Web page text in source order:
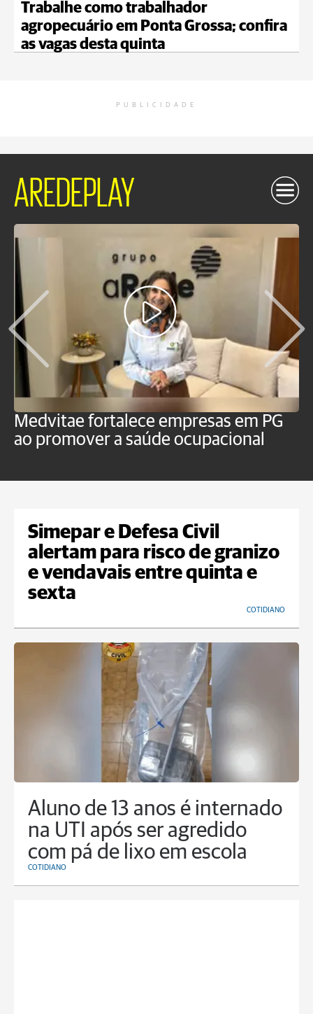
Trabalhe como trabalhador
agropecuário em Ponta Grossa; confira
as vagas desta quinta
PUBLICIDADE
AREDEPLAY
Medvitae fortalece empresas em PG
ao promover a saúde ocupacional
Simepar e Defesa Civil
alertam para risco de granizo
e vendavais entre quinta e
sexta
COTIDIANO
Aluno de 13 anos é internado
na UTI após ser agredido
com pá de lixo em escola
COTIDIANO